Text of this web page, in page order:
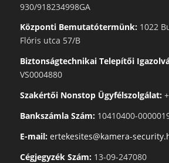
930/918234998GA
Központi Bemutatótermünk:1022
Flóris utca 57/B
Biztonságtechnikai Telepítői
VS0004880
Szakértői Nonstop Ügyfélszolgálat:
Bankszámla Szám:10410400-
E-mail: ertekesites@kamera-
Cégjegyzék Szám:13-09-247080